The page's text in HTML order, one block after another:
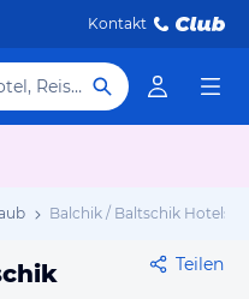
Kontakt
Hotel, Reiseziel
Balchik / Baltschik Hotels
Teilen